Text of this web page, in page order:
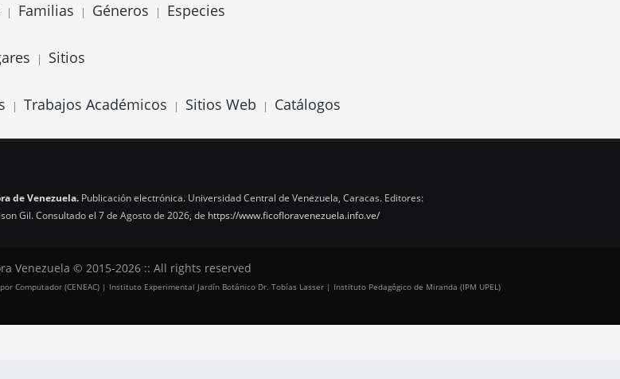
| Familias | Géneros | Especies
| Sitios
| Trabajos Académicos | Sitios Web | Catálogos
de Venezuela. Publicación electrónica. Universidad Central de Venezuela, Caracas. Editores:
Gil. Consultado el 7 de Agosto de 2026, de https://www.ficofloravenezuela.info.ve/
Venezuela © 2015-2026 :: All rights reserved
Computador (CENEAC) | Instituto Experimental Jardín Botánico Dr. Tobías Lasser | Instituto Pedagógico de Miranda (IPM UPEL)